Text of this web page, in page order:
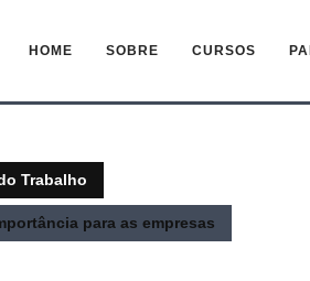
HOME SOBRE CURSOS
Trabalho
para as empresas